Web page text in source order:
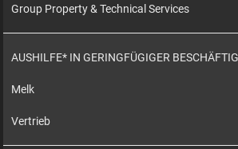
Group Property & Technical Services
AUSHILFE* IN GERINGFÜGIGER
Melk
Vertrieb